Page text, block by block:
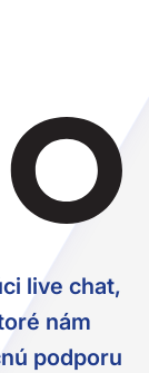
live chat,
nám
podporu